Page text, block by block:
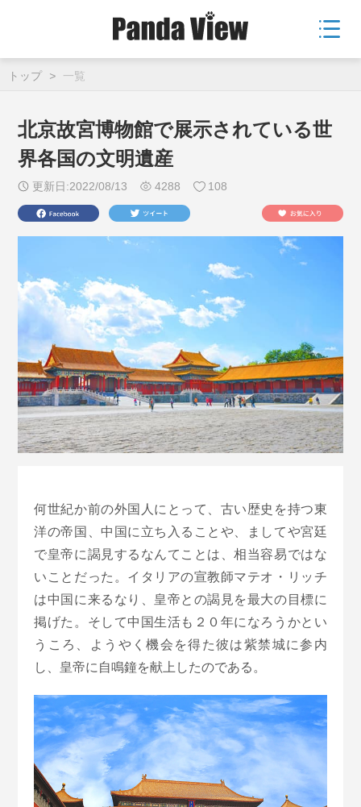
トップ > 一覧
北京故宮博物館で展示されている世
界各国の文明遺産
更新日:2022/08/13 4288 108
何世紀か前の外国人にとって、古い歴史を持つ東
洋の帝国、中国に立ち入ることや、ましてや宮廷
で皇帝に謁見するなんてことは、相当容易ではな
いことだった。イタリアの宣教師マテオ・リッチ
は中国に来るなり、皇帝との謁見を最大の目標に
掲げた。そして中国生活も２０年になろうかとい
うころ、ようやく機会を得た彼は紫禁城に参内
し、皇帝に自鳴鐘を献上したのである。